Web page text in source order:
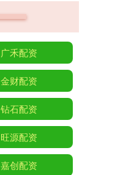
广禾配资
金财配资
钻石配资
旺源配资
嘉创配资